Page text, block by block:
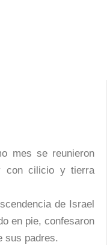
mes se reunieron
con cilicio y tierra
de Israel
en pie, confesaron
sus padres.